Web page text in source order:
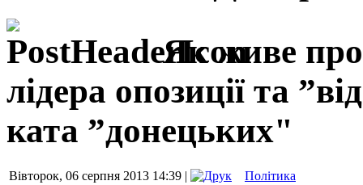
Як живе
лідера опозиції та
ката ”донецьких"
Вівторок, 06 серпня 2013 14:39 | Політика